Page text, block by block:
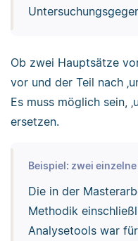
Ob zwei Hauptsätze
vor und der Teil nach
Es muss möglich sein,
ersetzen.
Beispiel: zwei
Die in der
Methodik
Analysetools war